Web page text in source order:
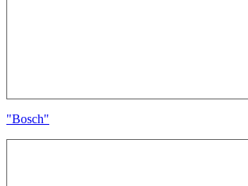
"Bosch"